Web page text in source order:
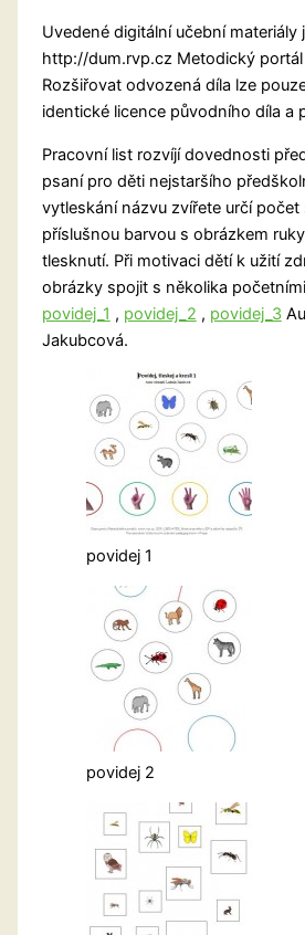
Uvedené digitální učební
http://dum.rvp.cz Metodický
Rozšiřovat odvozená díla lze
identické licence původního díla a
Pracovní list rozvíjí dovednosti
psaní pro děti nejstaršího
vytleskání názvu zvířete určí
příslušnou barvou s obrázkem
tlesknutí. Při motivaci dětí k užití
obrázky spojit s několika
povidej_1 , povidej_2 , povidej_3
Jakubcová.
povidej 1
povidej 2